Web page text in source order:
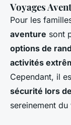
Voyages
Pour les
aventure sont
options de
activités
Cependant, il
sécurité lors
sereinement